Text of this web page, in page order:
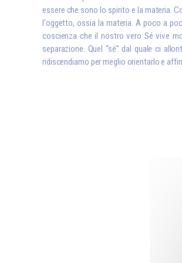
essere che sono lo spirito e la materia.
l'oggetto, ossia la materia. A poco a
coscienza che il nostro vero Sé vive
separazione. Quel “sé” dal quale ci
ridiscendiamo per meglio orientarlo e